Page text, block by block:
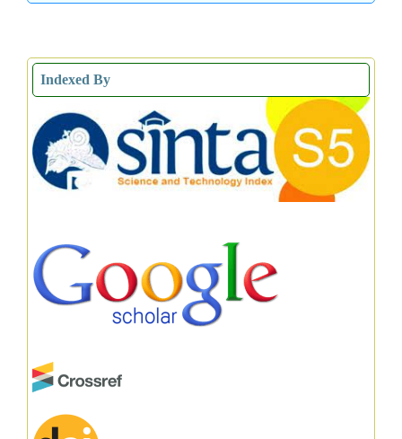
Indexed By